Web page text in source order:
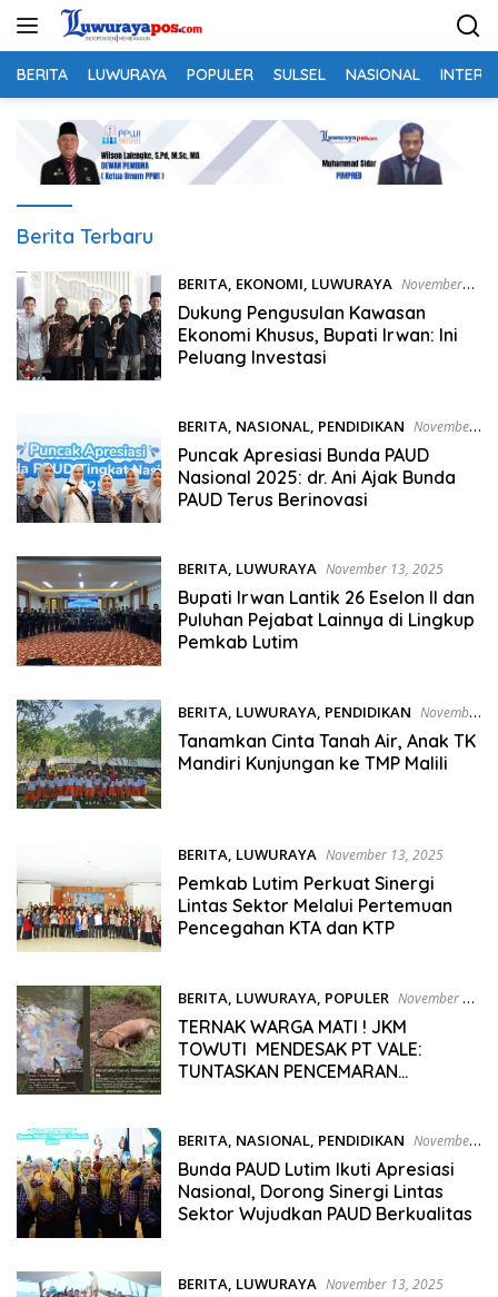
Langsung
BERITA LUWURAYA POPULER SULSEL NASIONAL
Luwurayapos.com
Berita Terbaru
BERITA EKONOMI LUWURAYA November
13, 2025
Dukung Pengusulan Kawasan
Ekonomi Khusus, Bupati Irwan: Ini
Peluang Investasi
BERITA, NASIONAL, PENDIDIKAN November
13, 2025
Puncak Apresiasi Bunda PAUD
Nasional 2025: dr. Ani Ajak Bunda
PAUD Terus Berinovasi
BERITA, LUWURAYA November 13, 2025
Bupati Irwan Lantik 26 Eselon II dan
Puluhan Pejabat Lainnya di Lingkup
Pemkab Lutim
BERITA, LUWURAYA, PENDIDIKAN November
13, 2025
Tanamkan Cinta Tanah Air, Anak TK
Mandiri Kunjungan ke TMP Malili
BERITA, LUWURAYA November 13, 2025
Pemkab Lutim Perkuat Sinergi
Lintas Sektor Melalui Pertemuan
Pencegahan KTA dan KTP
BERITA, LUWURAYA, POPULER November 13,
2025
TERNAK WARGA MATI ! JKM
TOWUTI MENDESAK PT VALE:
TUNTASKAN PENCEMARAN
BERITA, NASIONAL, PENDIDIKAN November
13, 2025
Bunda PAUD Lutim Ikuti Apresiasi
Nasional, Dorong Sinergi Lintas
Sektor Wujudkan PAUD Berkualitas
BERITA, LUWURAYA November 13, 2025